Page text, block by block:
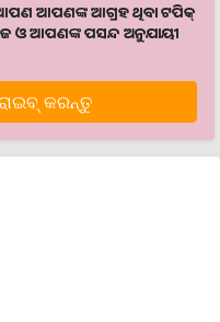
ଆପଣଙ୍କ ଆଗ୍ରହ ଥିବା ଟପିକ୍‌
ଓ ଆପଣଙ୍କ ପସନ୍ଦ ଅନୁଯାୟୀ
କରନ୍ତୁ